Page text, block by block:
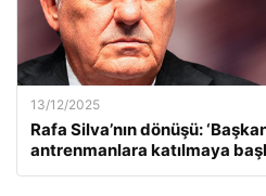
13/12/2025
Rafa Silva’nın dönüşü:
antrenmanlara katılmaya